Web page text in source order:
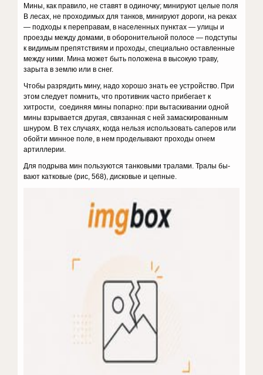
Мины, как правило, не ставят в одиночку; минируют целые поля
В лесах, не проходимых для танков, минируют дороги, на реках
— под­ходы к переправам, в населенных пунктах — улицы и
проезды между домами, в оборонительной полосе — подступы
к видимым препятствиям и проходы, специально оставленные
между ними. Мина может быть по­ложена в высокую траву,
зарыта в землю или в снег.
Чтобы разрядить мину, надо хорошо знать ее устройство. При
этом следует помнить, что противник часто прибегает к
хитрости, соединяя мины попарно: при вытаскивании одной
мины взрывается другая, свя­занная с ней замаскированным
шнуром. В тех случаях, когда нельзя использовать саперов или
обойти минное поле, в нем проделывают про­ходы огнем
артиллерии.
Для подрыва мин пользуются танковыми тралами. Тралы бы­
вают катковые (рис, 568), диско­вые и цепные.